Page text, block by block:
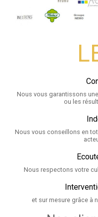
Nous vous garantissons
ou les
Nous vous conseillons en
Nous respectons votre
et sur mesure grâce à